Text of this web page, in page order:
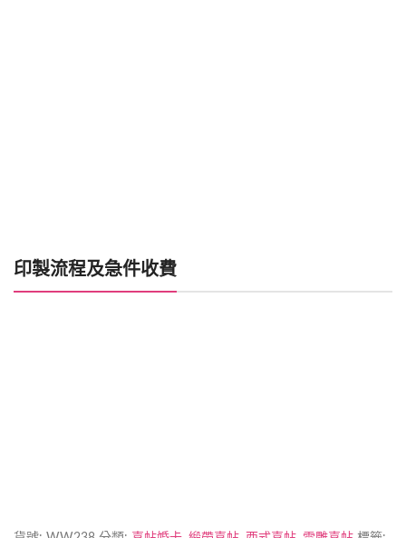
印製流程及急件收費